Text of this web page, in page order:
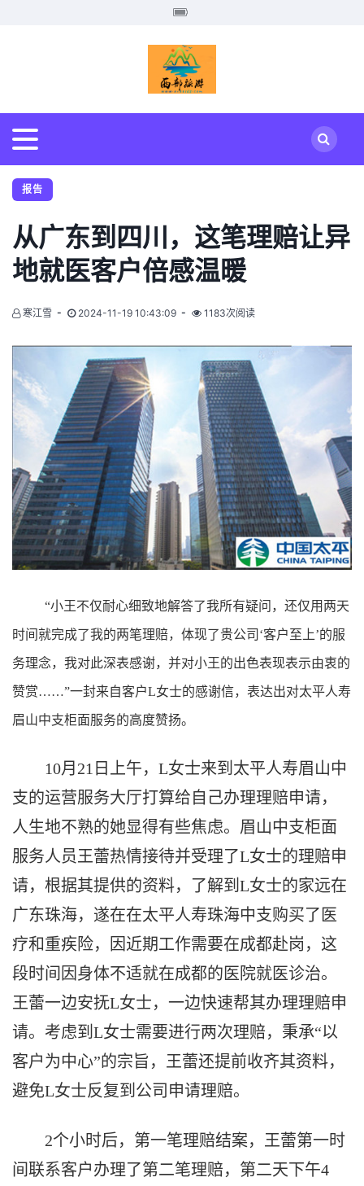
报告
从广东到四川，这笔理赔让异
地就医客户倍感温暖
寒江雪 2024-11-19 10:43:09 1183次阅读
“小王不仅耐心细致地解答了我所有疑问，还仅用两天
时间就完成了我的两笔理赔，体现了贵公司‘客户至上’的服
务理念，我对此深表感谢，并对小王的出色表现表示由衷的
赞赏……”一封来自客户L女士的感谢信，表达出对太平人寿
眉山中支柜面服务的高度赞扬。
10月21日上午，L女士来到太平人寿眉山中
支的运营服务大厅打算给自己办理理赔申请，
人生地不熟的她显得有些焦虑。眉山中支柜面
服务人员王蕾热情接待并受理了L女士的理赔申
请，根据其提供的资料，了解到L女士的家远在
广东珠海，遂在在太平人寿珠海中支购买了医
疗和重疾险，因近期工作需要在成都赴岗，这
段时间因身体不适就在成都的医院就医诊治。
王蕾一边安抚L女士，一边快速帮其办理理赔申
请。考虑到L女士需要进行两次理赔，秉承“以
客户为中心”的宗旨，王蕾还提前收齐其资料，
避免L女士反复到公司申请理赔。
2个小时后，第一笔理赔结案，王蕾第一时
间联系客户办理了第二笔理赔，第二天下午4